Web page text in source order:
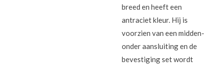
breed en heeft een
antraciet kleur. Hij is
voorzien van een midden-
onder aansluiting en de
bevestiging set wordt